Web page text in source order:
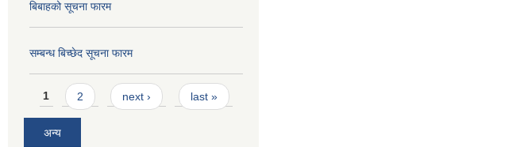
बिबाहको सूचना फारम
सम्बन्ध बिच्छेद सूचना फारम
Pages
1 2 next › last »
अन्य